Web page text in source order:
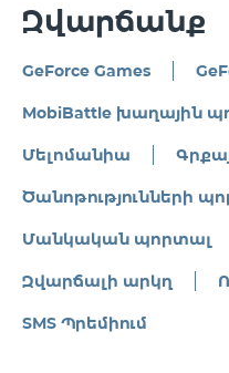
Զվարճանք
GeForce Games
MobiBattle խաղային
Մելոմանիա
Ծանոթությունների
Մանկական պորտալ
Զվարճալի արկղ
SMS Պրեմիում